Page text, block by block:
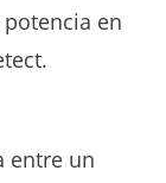
potencia en
entre un